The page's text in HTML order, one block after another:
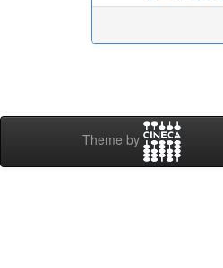
Theme by